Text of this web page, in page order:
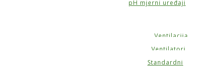
pH mjerni uređaji
Ventilacija
Ventilatori
Standardni